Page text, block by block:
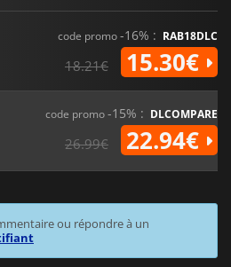
code promo-16% : RAB18DLC
18.21€ 15.30€
code promo-15% : DLCOMPARE
26.99€ 22.94€
ou répondre à un